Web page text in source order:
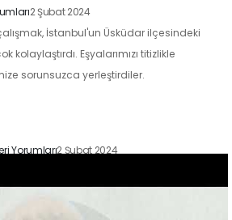
2 Şubat 2024
İstanbul'un Üsküdar ilçesindeki
kolaylaştırdı. Eşyalarımızı titizlikle
sorunsuzca yerleştirdiler.
Yorumları2 Şubat 2024